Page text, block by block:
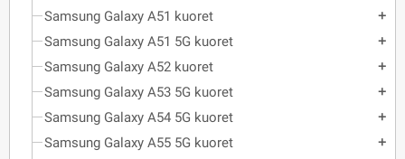
Samsung Galaxy A51 kuoret add
Samsung Galaxy A51 5G kuoret add
Samsung Galaxy A52 kuoret add
Samsung Galaxy A53 5G kuoret add
Samsung Galaxy A54 5G kuoret add
Samsung Galaxy A55 5G kuoret add